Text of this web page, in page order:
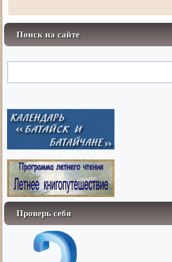
Поиск на сайте
Проверь себя